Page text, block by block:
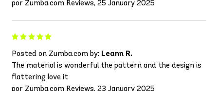
por Zumba.com Reviews, 25 January 2025
Posted on Zumba.com by: Leann R.
The material is wonderful the pattern and the design is
flattering love it
por Zumba.com Reviews, 23 January 2025